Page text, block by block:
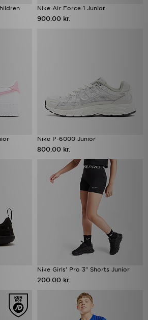
Nike Air Force 1 Junior
900.00 kr.
Nike P-6000 Junior
800.00 kr.
Nike Girls' Pro 3" Shorts Junior
200.00 kr.